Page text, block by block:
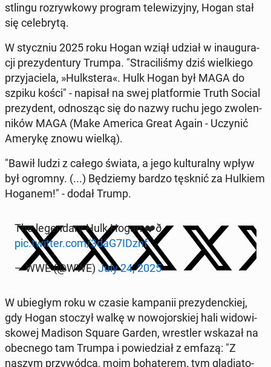
stlin­gu roz­ryw­ko­wy program te­le­wi­zyj­ny, Hogan stał
się ce­le­bry­tą.
W stycz­niu 2025 roku Hogan wziął udział w in­au­gu­ra­
cji pre­zy­den­tu­ry Trumpa. "Stra­ci­li­śmy dziś wiel­kie­go
przy­ja­cie­la, »Hulk­ste­ra«. Hulk Hogan był MAGA do
szpiku kości" - napisał na swej plat­for­mie Truth Social
pre­zy­dent, od­no­sząc się do nazwy ruchu jego zwo­len­
ni­ków MAGA (Make America Great Again - Uczynić
Amerykę znowu wielką).
"Bawił ludzi z całego świata, a jego kul­tu­ral­ny wpływ
był ogromny. (...) Bę­dzie­my bardzo tęsknić za Hulkiem
Hoganem!" - dodał Trump.
The le­gen­da­ry Hulk Hogan ❤️ð
pic.twitter.com/3daG7IDznf
— WWE (@WWE) July 24, 2025
W ubie­głym roku w czasie kam­pa­nii pre­zy­denc­kiej,
gdy Hogan stoczył walkę w no­wo­jor­skiej hali wi­do­wi­
sko­wej Madison Square Garden, wre­stler wskazał na
obec­ne­go tam Trumpa i po­wie­dział z emfazą: "Z
naszym przy­wód­cą, moim bo­ha­te­rem, tym gla­dia­to­